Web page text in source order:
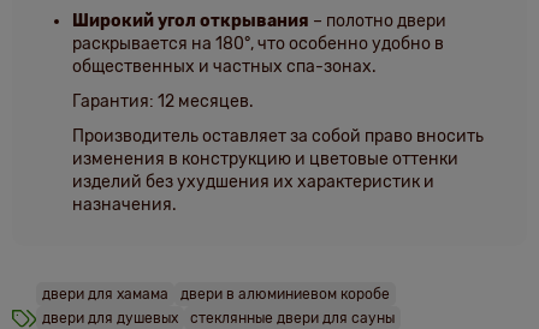
Широкий угол открывания – полотно двери
раскрывается на 180°, что особенно удобно в
общественных и частных спа-зонах.
Гарантия: 12 месяцев.
Производитель оставляет за собой право вносить
изменения в конструкцию и цветовые оттенки
изделий без ухудшения их характеристик и
назначения.
двери для хамама
двери в алюминиевом коробе
двери для душевых
стеклянные двери для сауны